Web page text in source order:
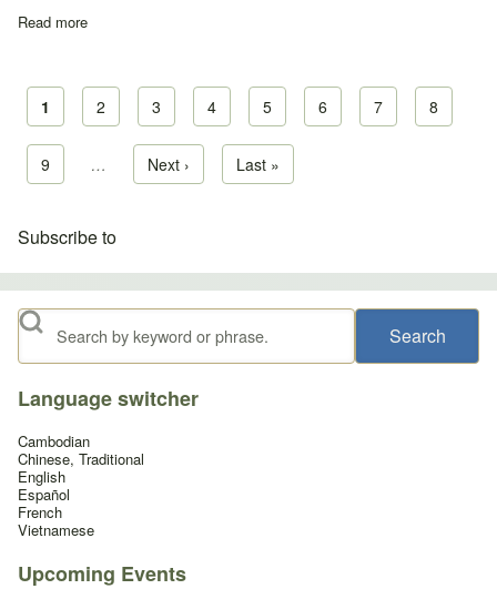
Read more
Pagination
Current page
1 Page
2 Page
3 Page
4 Page
5 Page
6 Page
7 Page
8
Page
9 … Next page
Next › Last page
Last »
Subscribe to
Search
Language switcher
Cambodian
Chinese, Traditional
English
Español
French
Vietnamese
Upcoming Events